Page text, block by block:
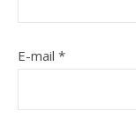
E-mail *